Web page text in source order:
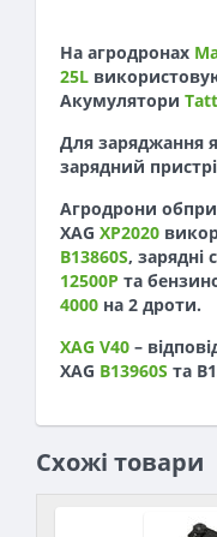
На агродронах
25L
Акумулятори
Для заряджання
зарядний
Агродрони
XAG XP2020
B13860S, зарядні
12500P та
4000 на 2 дроти.
XAG V40 –
XAG B13960S та
Схожі товари